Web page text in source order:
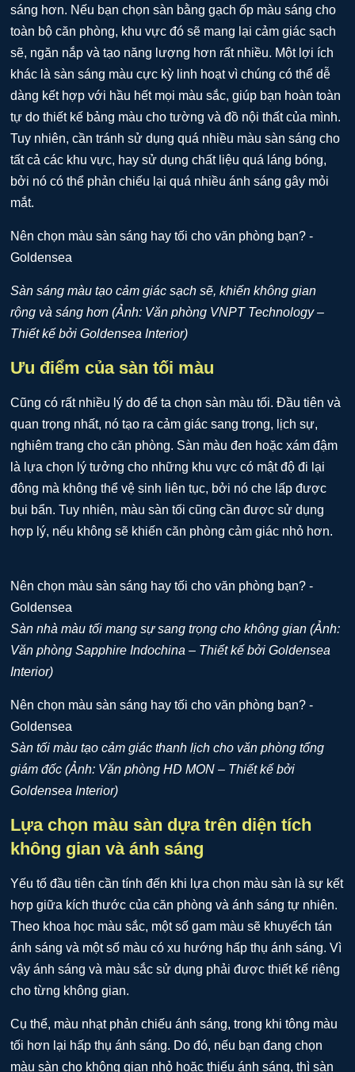
sáng hơn. Nếu bạn chọn sàn bằng gạch ốp màu sáng cho
toàn bộ căn phòng, khu vực đó sẽ mang lại cảm giác sạch
sẽ, ngăn nắp và tạo năng lượng hơn rất nhiều. Một lợi ích
khác là sàn sáng màu cực kỳ linh hoạt vì chúng có thể dễ
dàng kết hợp với hầu hết mọi màu sắc, giúp bạn hoàn toàn
tự do thiết kế bảng màu cho tường và đồ nội thất của mình.
Tuy nhiên, cần tránh sử dụng quá nhiều màu sàn sáng cho
tất cả các khu vực, hay sử dụng chất liệu quá láng bóng,
bởi nó có thể phản chiếu lại quá nhiều ánh sáng gây mỏi
mắt.
Sàn sáng màu tạo cảm giác sạch sẽ, khiến không gian
rộng và sáng hơn (Ảnh: Văn phòng VNPT Technology –
Thiết kế bởi Goldensea Interior)
Ưu điểm của sàn tối màu
Cũng có rất nhiều lý do để ta chọn sàn màu tối. Đầu tiên và
quan trọng nhất, nó tạo ra cảm giác sang trọng, lịch sự,
nghiêm trang cho căn phòng. Sàn màu đen hoặc xám đậm
là lựa chọn lý tưởng cho những khu vực có mật độ đi lại
đông mà không thể vệ sinh liên tục, bởi nó che lấp được
bụi bẩn. Tuy nhiên, màu sàn tối cũng cần được sử dụng
hợp lý, nếu không sẽ khiến căn phòng cảm giác nhỏ hơn.
Sàn nhà màu tối mang sự sang trọng cho không gian (Ảnh:
Văn phòng Sapphire Indochina – Thiết kế bởi Goldensea
Interior)
Sàn tối màu tạo cảm giác thanh lịch cho văn phòng tổng
giám đốc (Ảnh: Văn phòng HD MON – Thiết kế bởi
Goldensea Interior)
Lựa chọn màu sàn dựa trên diện tích
không gian và ánh sáng
Yếu tố đầu tiên cần tính đến khi lựa chọn màu sàn là sự kết
hợp giữa kích thước của căn phòng và ánh sáng tự nhiên.
Theo khoa học màu sắc, một số gam màu sẽ khuyếch tán
ánh sáng và một số màu có xu hướng hấp thụ ánh sáng. Vì
vậy ánh sáng và màu sắc sử dụng phải được thiết kế riêng
cho từng không gian.
Cụ thể, màu nhạt phản chiếu ánh sáng, trong khi tông màu
tối hơn lại hấp thụ ánh sáng. Do đó, nếu bạn đang chọn
màu sàn cho không gian nhỏ hoặc thiếu ánh sáng, thì sàn